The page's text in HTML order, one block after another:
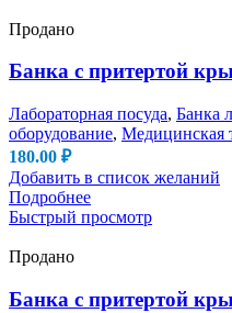
Продано
Банка с притертой
Лабораторная посуда, Банка
оборудование, Медицинская
180.00 ₽
Добавить в список желаний
Подробнее
Быстрый просмотр
Продано
Банка с притертой